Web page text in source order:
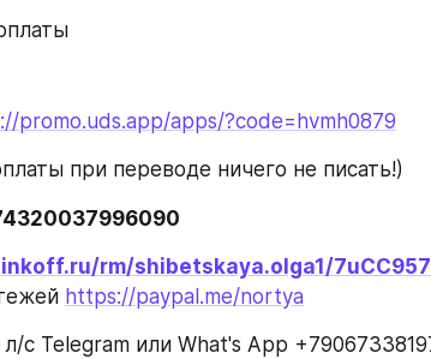
promo.uds.app/apps/?code=hvmh0879
при переводе ничего не писать!)
rm/shibetskaya.olga1/
https://paypal.me/nortya
с Telegram или What's App